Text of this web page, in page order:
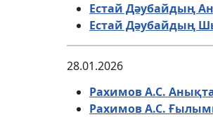
Естай Дәубайдың
Естай Дәубайдың
28.01.2026
Рахимов А.С.
Рахимов А.С.